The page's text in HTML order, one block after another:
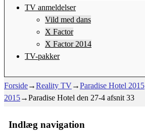
TV anmeldelser
Vild med dans
X Factor
X Factor 2014
TV-pakker
Forside→Reality TV→Paradise Hotel 2015
2015→Paradise Hotel den 27-4 afsnit 33
Indlæg navigation